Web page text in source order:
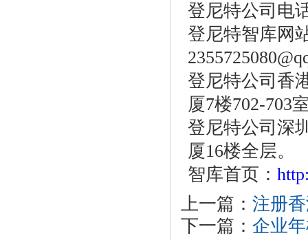
登尼特公司电
登尼特智库网
登尼特公司香
厦7楼702-703
登尼特公司深
厦16楼全层。
智库首页：
上一篇： 注册
下一篇： 企业